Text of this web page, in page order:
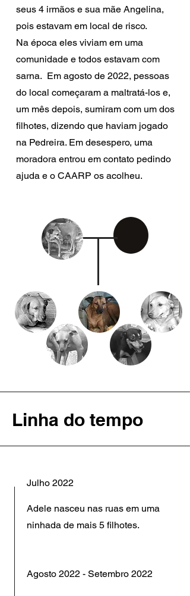
seus 4 irmãos e sua mãe Angelina,
pois estavam em local de risco.
Na época eles viviam em uma
comunidade e todos estavam com
sarna. Em agosto de 2022, pessoas
do local começaram a maltratá-los e,
um mês depois, sumiram com um dos
filhotes, dizendo que haviam jogado
na Pedreira. Em desespero, uma
moradora entrou em contato pedindo
ajuda e o CAARP os acolheu.
Linha do tempo
​Julho 2022
Adele nasceu nas ruas em uma
ninhada de mais 5 filhotes.
​Agosto 2022 - Setembro 2022